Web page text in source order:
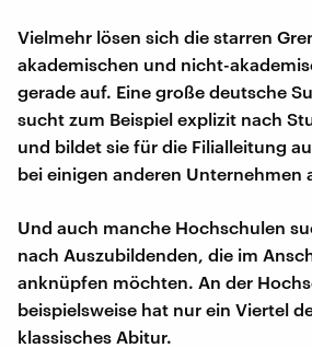
Vielmehr lösen sich die starren
akademischen und nicht-
gerade auf. Eine große deutsche
sucht zum Beispiel explizit nach
und bildet sie für die Filialleitung
bei einigen anderen Unternehmen
Und auch manche Hochschulen
nach Auszubildenden, die im
anknüpfen möchten. An der
beispielsweise hat nur ein Viertel
klassisches Abitur.